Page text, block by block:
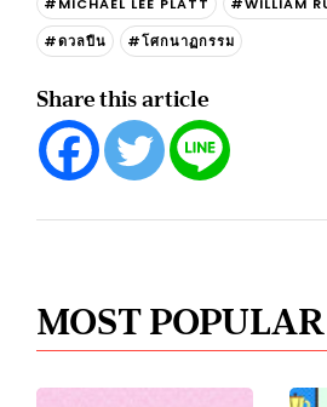
#ดวลปืน
#โศกนาฏกรรม
Share this article
MOST POPULAR